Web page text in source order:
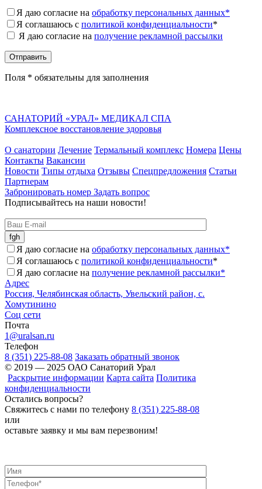
Я даю согласие на обработку персональных данных*
Я соглашаюсь с политикой конфиденциальности*
Я даю согласие на получение рекламной рассылки
Поля * обязательны для заполнения
САНАТОРИЙ «УРАЛ» МЕДИКАЛ СПА
Комплексное восстановление здоровья
О санатории Лечение Термальный комплекс Номера Цены
Контакты Вакансии
Новости Типы отдыха Отзывы Спецпредложения Статьи
Партнерам
Забронировать номер Задать вопрос
Подписывайтесь на наши новости!
Я даю согласие на обработку персональных данных*
Я соглашаюсь с политикой конфиденциальности*
Я даю согласие на получение рекламной рассылки*
Адрес
Россия, Челябинская область, Увельский район, с.
Хомутинино
Соц сети
Почта
1@uralsan.ru
Телефон
8 (351) 225-88-08 Заказать обратный звонок
© 2019 — 2025 ОАО Санаторий Урал
Раскрытие информации Карта сайта Политика
конфиденциальности
Остались вопросы?
Свяжитесь с нами по телефону 8 (351) 225-88-08
или
оставьте заявку и мы вам перезвоним!